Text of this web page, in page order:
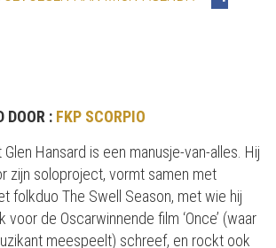
DOOR : FKP SCORPIO
Hansard is een manusje-van-alles. Hij
zijn soloproject, vormt samen met
folkduo The Swell Season, met wie hij
de Oscarwinnende film ‘Once’ (waar
meespeelt) schreef, en rockt ook